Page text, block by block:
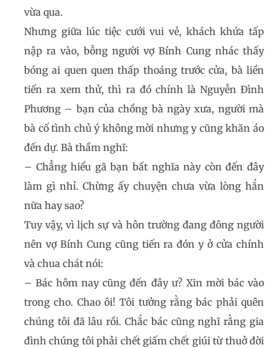
vừa qua.
Nhưng giữa lúc tiệc cưới vui vẻ, khách khứa tấp
nập ra vào, bỗng người vợ Bính Cung nhác thấy
bóng ai quen quen thấp thoáng trước cửa, bà liền
tiến ra xem thử, thì ra đó chính là Nguyễn Đình
Phương – bạn của chồng bà ngày xưa, người mà
bà cố tình chủ ý không mời nhưng y cũng khăn áo
đến dự. Bà thầm nghĩ:
– Chẳng hiểu gã bạn bất nghĩa này còn đến đây
làm gì nhỉ. Chừng ấy chuyện chưa vừa lòng hắn
nữa hay sao?
Tuy vậy, vì lịch sự và hôn trường đang đông người
nên vợ Bính Cung cũng tiến ra đón y ở cửa chính
và chua chát nói:
– Bác hôm nay cũng đến đây ư? Xin mời bác vào
trong cho. Chao ôi! Tôi tưởng rằng bác phải quên
chúng tôi đã lâu rồi. Chắc bác cũng nghĩ rằng gia
đình chúng tôi phải chết giấm chết giúi từ thuở đời